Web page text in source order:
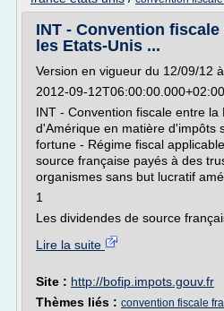
INT - Convention
les Etats-Unis ...
Version en vigueur du 12/09/12
2012-09-12T06:00:00.000+02:00
INT - Convention fiscale entre
d'Amérique en matière d'impôts
fortune - Régime fiscal
source française payés à des
organismes sans but lucratif
1
Les dividendes de source
Lire la suite
Site : http://bofip.impots.gouv.fr
Thèmes liés : convention fiscale